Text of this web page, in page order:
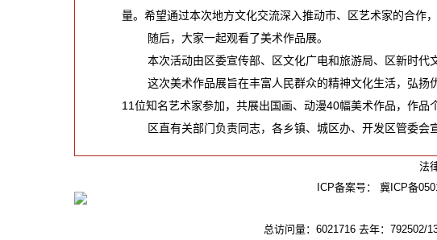
量。希望通过本次地方文化交流深入推动市、区艺术家的合作
随后，大家一起观看了美术作品展。
本次活动由区委宣传部、区文化广电和旅游局、区新时代文
这次美术作品展旨在丰富人民群众的精神文化生活，弘扬
11位知名艺术家参加，共展出国画、动漫40幅美术作品，作品
区直有关部门负责同志，各乡镇、城区办、开发区管委会
法
ICP备案号：
冀ICP备
总访问量：6021716 去年：792502/